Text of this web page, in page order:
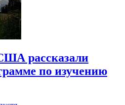
рассказали
по изучению